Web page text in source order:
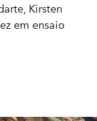
Kirsten
em ensaio